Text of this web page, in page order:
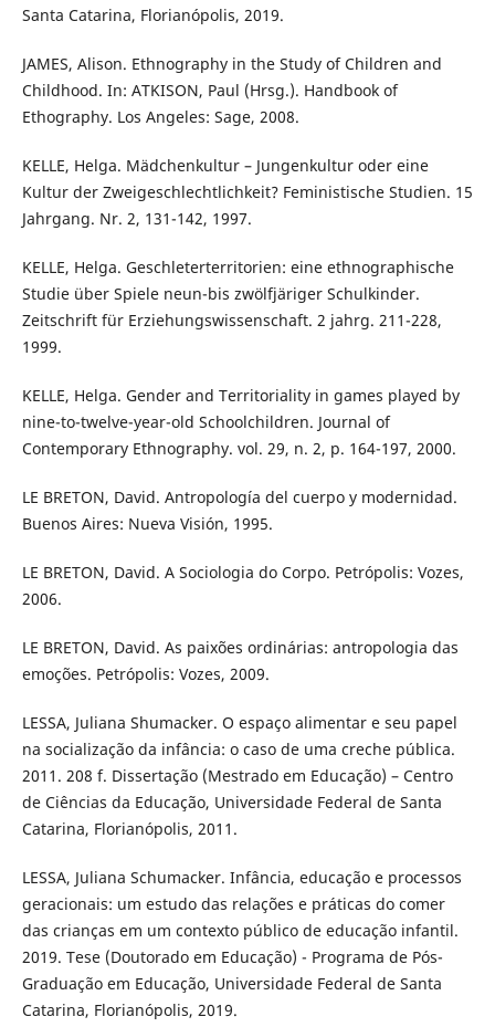
Santa Catarina, Florianópolis, 2019.
JAMES, Alison. Ethnography in the Study of Children and
Childhood. In: ATKISON, Paul (Hrsg.). Handbook of
Ethography. Los Angeles: Sage, 2008.
KELLE, Helga. Mädchenkultur – Jungenkultur oder eine
Kultur der Zweigeschlechtlichkeit? Feministische Studien. 15
Jahrgang. Nr. 2, 131-142, 1997.
KELLE, Helga. Geschleterterritorien: eine ethnographische
Studie über Spiele neun-bis zwölfjäriger Schulkinder.
Zeitschrift für Erziehungswissenschaft. 2 jahrg. 211-228,
1999.
KELLE, Helga. Gender and Territoriality in games played by
nine-to-twelve-year-old Schoolchildren. Journal of
Contemporary Ethnography. vol. 29, n. 2, p. 164-197, 2000.
LE BRETON, David. Antropología del cuerpo y modernidad.
Buenos Aires: Nueva Visión, 1995.
LE BRETON, David. A Sociologia do Corpo. Petrópolis: Vozes,
2006.
LE BRETON, David. As paixões ordinárias: antropologia das
emoções. Petrópolis: Vozes, 2009.
LESSA, Juliana Shumacker. O espaço alimentar e seu papel
na socialização da infância: o caso de uma creche pública.
2011. 208 f. Dissertação (Mestrado em Educação) – Centro
de Ciências da Educação, Universidade Federal de Santa
Catarina, Florianópolis, 2011.
LESSA, Juliana Schumacker. Infância, educação e processos
geracionais: um estudo das relações e práticas do comer
das crianças em um contexto público de educação infantil.
2019. Tese (Doutorado em Educação) - Programa de Pós-
Graduação em Educação, Universidade Federal de Santa
Catarina, Florianópolis, 2019.